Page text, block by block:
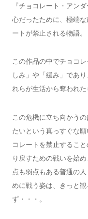
『チョコレート・アン
心だったために、極端
ートが禁止される物語。
この作品の中でチョコ
しみ」や「緩み」であ
れらが生活から奪われた
この危機に立ち向かう
たいという真っすぐな
コレートを禁止するこ
り戻すための戦いを始
点も弱点もある普通の
めに戦う姿は、きっと
ず・・・。